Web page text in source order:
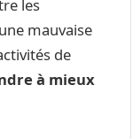
les
mauvaise
de
à mieux